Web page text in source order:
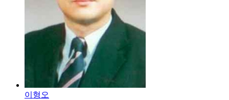
이형오